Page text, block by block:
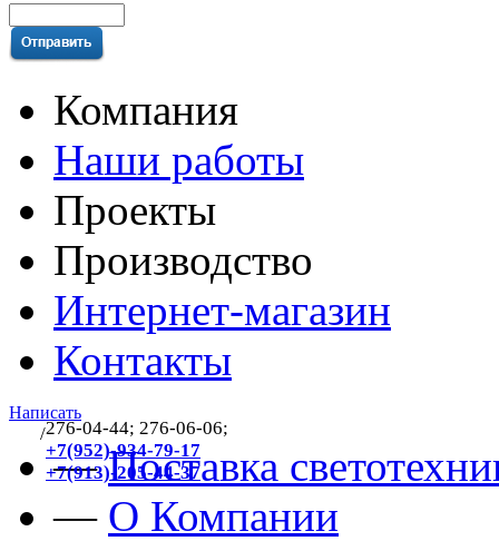
Компания
Наши работы
Проекты
Производство
Интернет-магазин
Контакты
Написать
/276-04-44; 276-06-06;
+7(952)-934-79-17
+7(913)-205-44-37
—Поставка
— О Компании